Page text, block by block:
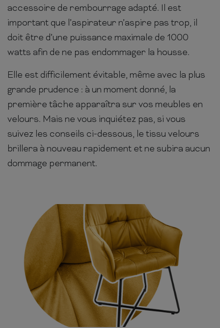
accessoire de rembourrage adapté. Il est
important que l’aspirateur n’aspire pas trop, il
doit être d’une puissance maximale de 1000
watts afin de ne pas endommager la housse.
Elle est difficilement évitable, même avec la plus
grande prudence : à un moment donné, la
première tâche apparaîtra sur vos meubles en
velours. Mais ne vous inquiétez pas, si vous
suivez les conseils ci-dessous, le tissu velours
brillera à nouveau rapidement et ne subira aucun
dommage permanent.